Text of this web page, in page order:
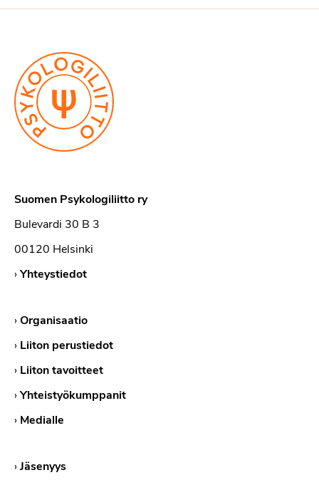
Suomen Psykologiliitto ry
Bulevardi 30 B 3
00120 Helsinki
›Yhteystiedot
›Organisaatio
› Liiton perustiedot
› Liiton tavoitteet
›Yhteistyökumppanit
› Medialle
›Jäsenyys